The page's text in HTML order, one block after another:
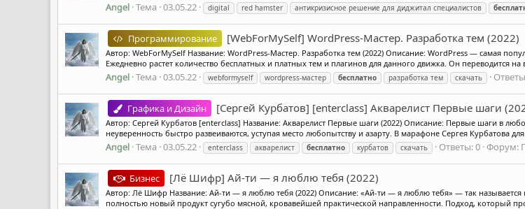
Angel Тема 03.05.22 digital red hamster антикризисное решение для диджитал специалистов
Программирование [WebForMySelf] WordPress-Мастер. Разработка тем (2022)
Автор: WebForMySelf Название: WordPress-Мастер. Разработка тем (2022) Описание: WordPress — самая
Ежедневно растет количество бесплатных и платных тем и плагинов для данного движка. Он переводится на
Angel Тема 03.05.22 webformyself wordpress-мастер бесплатно разработка тем скачать
Графика и Дизайн [Сергей Курбатов] [enterclass] Акварелист Первые шаги
Автор: Сергей Курбатов [enterclass] Название: Акварелист Первые шаги (2022) Описание: Первые шаги в
неуверенность быстро развеиваются, уступая место любопытству и азарту. В марафоне Сергея Курбатова
Angel Тема 03.05.22 enterclass акварелист бесплатно курбатов скачать Ответы: 0 Форум:
Бизнес [Лё Шифр] Ай-ти — я люблю тебя (2022)
Автор: Лё Шифр Название: Ай-ти — я люблю тебя (2022) Описание: «Ай-ти — я люблю тебя» — так
полностью новый продукт сугубо мясной, кровавейшей практической направленности. Подход, который